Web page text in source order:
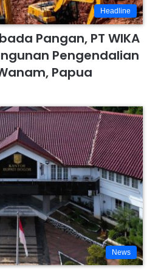
Headline
Pangan, PT WIKA
Pengendalian
Papua
News